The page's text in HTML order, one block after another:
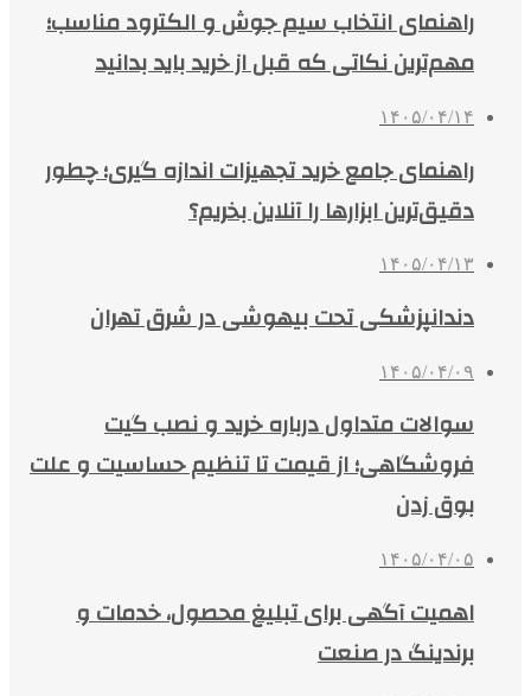
راهنمای انتخاب سیم جوش و الکترود مناسب؛
مهم‌ترین نکاتی که قبل از خرید باید بدانید
۱۴۰۵/۰۴/۱۴
راهنمای جامع خرید تجهیزات اندازه گیری؛ چطور
دقیق‌ترین ابزارها را آنلاین بخریم؟
۱۴۰۵/۰۴/۱۳
دندانپزشکی تحت بیهوشی در شرق تهران
۱۴۰۵/۰۴/۰۹
سوالات متداول درباره خرید و نصب گیت
فروشگاهی؛ از قیمت تا تنظیم حساسیت و علت
بوق زدن
۱۴۰۵/۰۴/۰۵
اهمیت آگهی برای تبلیغ محصول، خدمات و
برندینگ در صنعت